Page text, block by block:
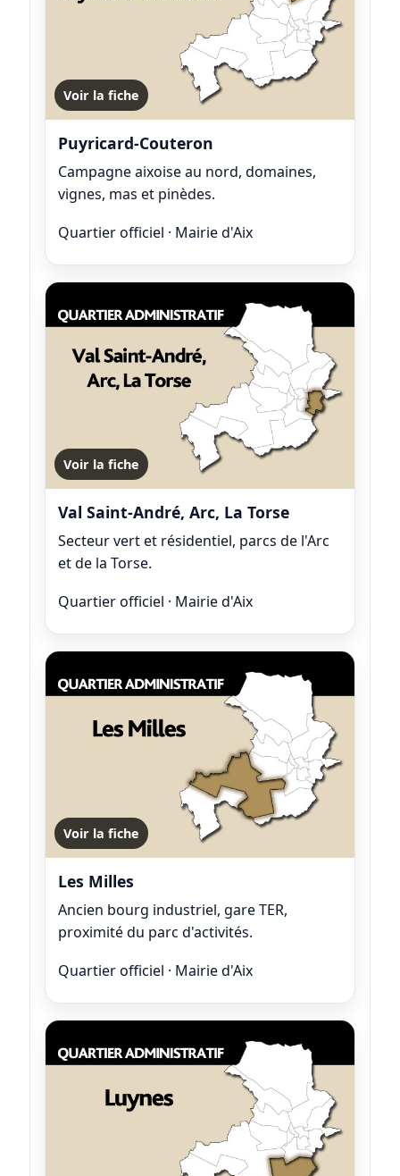
Voir la fiche
Puyricard-Couteron
Campagne aixoise au nord, domaines,
vignes, mas et pinèdes.
Quartier officiel · Mairie d'Aix
Voir la fiche
Val Saint-André, Arc, La Torse
Secteur vert et résidentiel, parcs de l'Arc
et de la Torse.
Quartier officiel · Mairie d'Aix
Voir la fiche
Les Milles
Ancien bourg industriel, gare TER,
proximité du parc d'activités.
Quartier officiel · Mairie d'Aix